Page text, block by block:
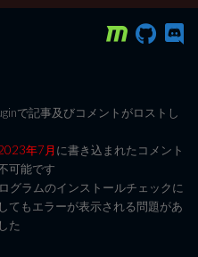
で記事及びコメントがロストし
年7月に書き込まれたコメント
可能です
グラムのインストールチェックに
てもエラーが表示される問題があ
た